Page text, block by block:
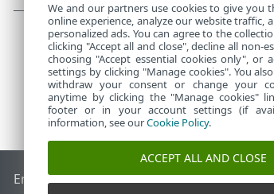
End of LifeESET 知识库ESET 论坛ESET
We and our partners use cookies to give you
online experience, analyze our website traffic,
personalized ads. You can agree to the
clicking "Accept all and close", decline all non-
choosing "Accept essential cookies only", or
settings by clicking "Manage cookies". You
withdraw your consent or change your
anytime by clicking the "Manage cookies"
footer or in your account settings (if
information, see ourCookie Policy.
ACCEPT ALL AND CLOSE